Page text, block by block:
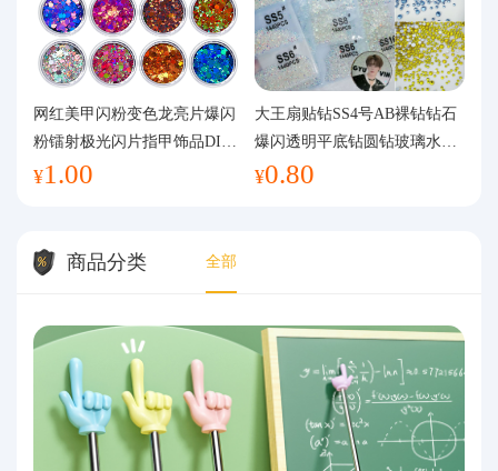
网红美甲闪粉变色龙亮片爆闪
粉镭射极光闪片指甲饰品DIY
手工流麻
¥1.00
大王扇贴钻SS4号AB裸钻钻石
爆闪透明平底钻圆钻玻璃水钻
美甲钻饰
¥0.80
商品分类 全部